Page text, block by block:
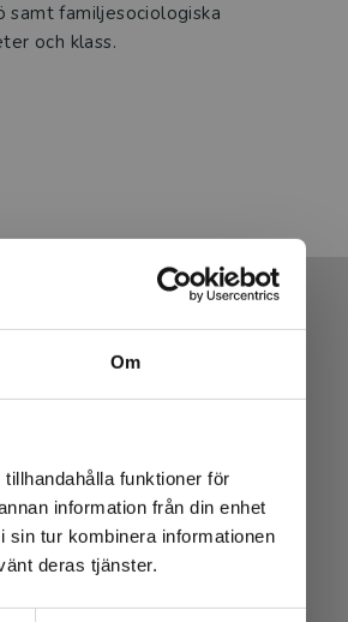
Om
funktioner för
information från din enhet
tur kombinera informationen
deras tjänster.
samt familjesociologiska
och klass.